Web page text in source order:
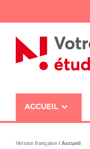
ACCUEIL
Version française/ Accueil